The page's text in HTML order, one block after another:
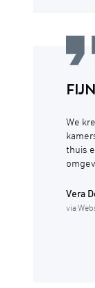
We
thuis
Vera
via